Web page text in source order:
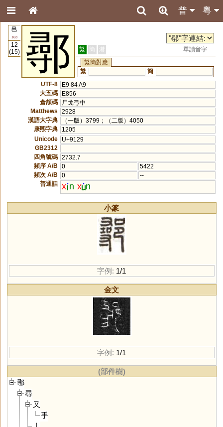
粵
普
邑
163
12
(15)
鄩 繁 簡 港
單讀音字
繁簡對應
繁
簡
UTF-8
E9 84 A9
大五碼
E856
倉頡碼
尸戈弓中
Matthews
2928
漢語大字典
（一版）3799；（二版）4050
康熙字典
1205
Unicode
U+9129
GB2312
四角號碼 2732.7
頻序 A/B
0
5422
頻次 A/B
0
--
普通話 x n x n
小篆
字例: 1/1
金文
字例: 1/1
(部件樹)
鄩
尋
又
手